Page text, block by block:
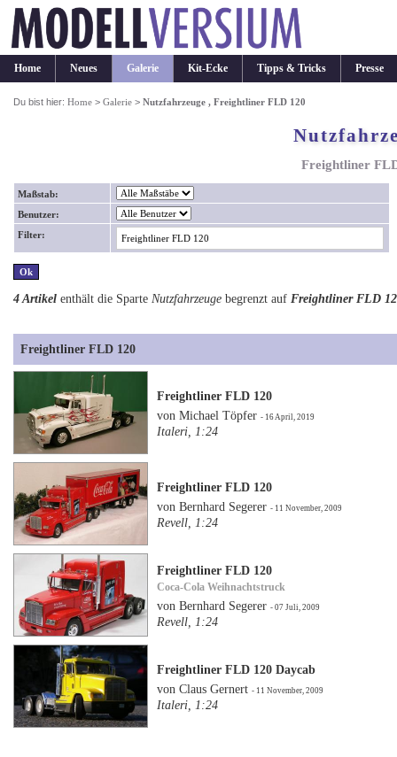
Home Neues Galerie Kit-Ecke Tipps & Tricks Presse
Du bist hier:Home >Galerie >Nutzfahrzeuge , Freightliner FLD 120
Freightliner
Maßstab:
Benutzer:
Filter:
4 Artikel enthält die Sparte Nutzfahrzeuge begrenzt auf Freightliner FLD
Freightliner FLD 120
Freightliner FLD 120
von Michael Töpfer- 16 April, 2019
Italeri, 1:24
Freightliner FLD 120
von Bernhard Segerer- 11 November, 2009
Revell, 1:24
Freightliner FLD 120
Coca-Cola Weihnachtstruck
von Bernhard Segerer- 07 Juli, 2009
Revell, 1:24
Freightliner FLD 120 Daycab
von Claus Gernert- 11 November, 2009
Italeri, 1:24